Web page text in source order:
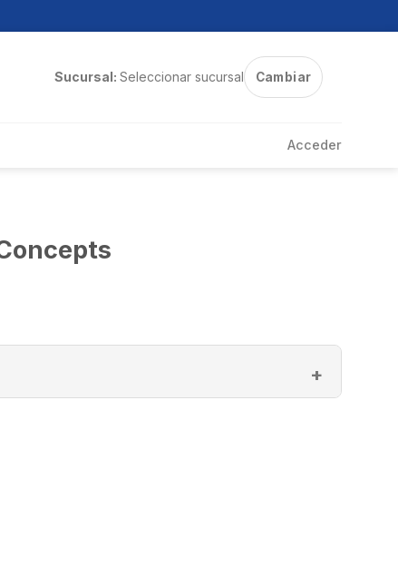
Sucursal: Seleccionar sucursal Cambiar
Acceder